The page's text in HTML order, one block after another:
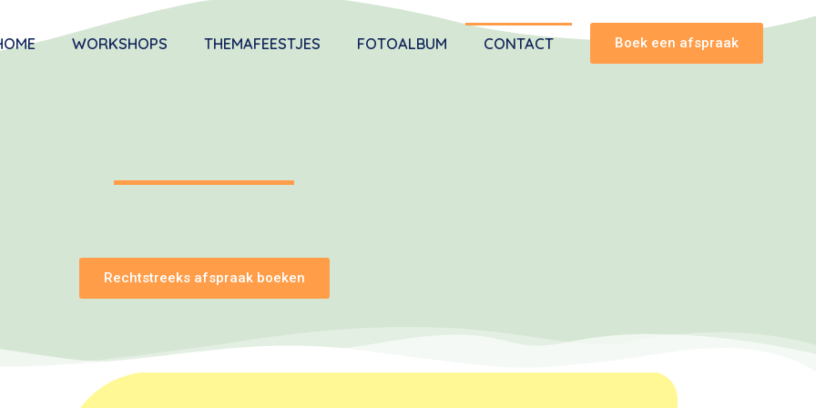
WORKSHOPS THEMAFEESTJES FOTOALBUM CONTACT Boek een afspraak
Rechtstreeks afspraak boeken